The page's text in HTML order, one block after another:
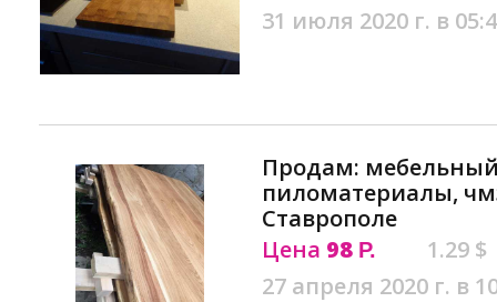
31 июля 2020 г. в
Продам:
пиломатериалы,
Ставрополе
Цена 98 Р.
1.29 $
27 апреля 2020 г. в